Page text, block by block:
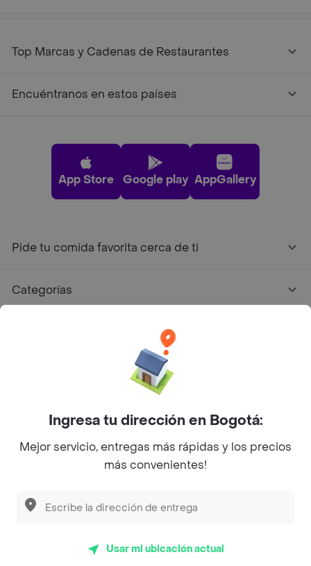
Descubre las PROMOCIONES que tenemos
Top Marcas y Cadenas de Restaurantes
Encuéntranos en estos países
App Store Google play AppGallery
Pide tu comida favorita cerca de ti
Categorías
Facebook
Twitter
Instagram
©2026Rappi Inc. All rights reserved.
Ingresa tu dirección en Bogotá:
Mejor servicio, entregas más rápidas y los precios
más convenientes!
Usar mi ubicación actual